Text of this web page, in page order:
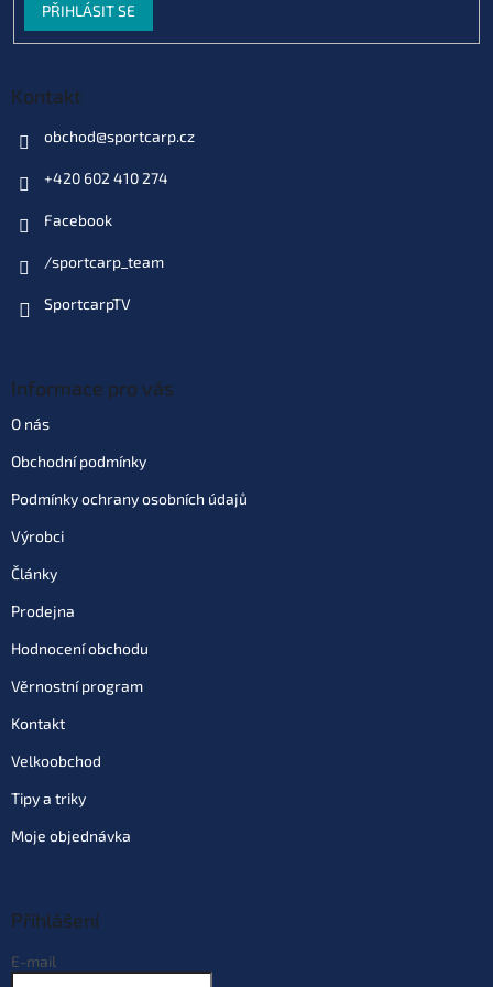
PŘIHLÁSIT SE
Kontakt
obchod@sportcarp.cz
+420 602 410 274
Facebook
/sportcarp_team
SportcarpTV
Informace pro vás
O nás
Obchodní podmínky
Podmínky ochrany osobních údajů
Výrobci
Články
Prodejna
Hodnocení obchodu
Věrnostní program
Kontakt
Velkoobchod
Tipy a triky
Moje objednávka
Přihlášení
E-mail